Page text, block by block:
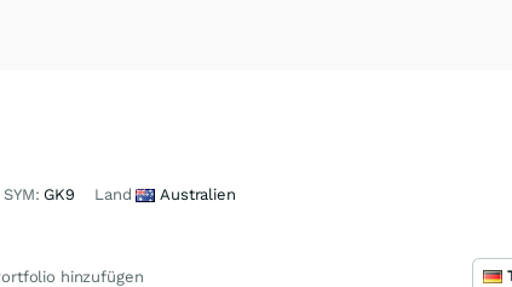
SYM: GK9 Land Australien
hinzufügen